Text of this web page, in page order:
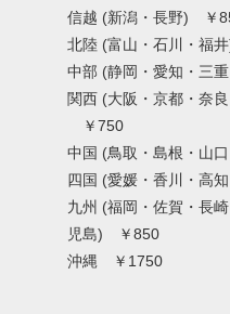
信越 (新潟・長野)
北陸 (富山・石川・
中部 (静岡・愛知・三
関西 (大阪・京都・奈
￥750
中国 (鳥取・島根・山
四国 (愛媛・香川・高
九州 (福岡・佐賀・長
児島) ￥850
沖縄 ￥1750